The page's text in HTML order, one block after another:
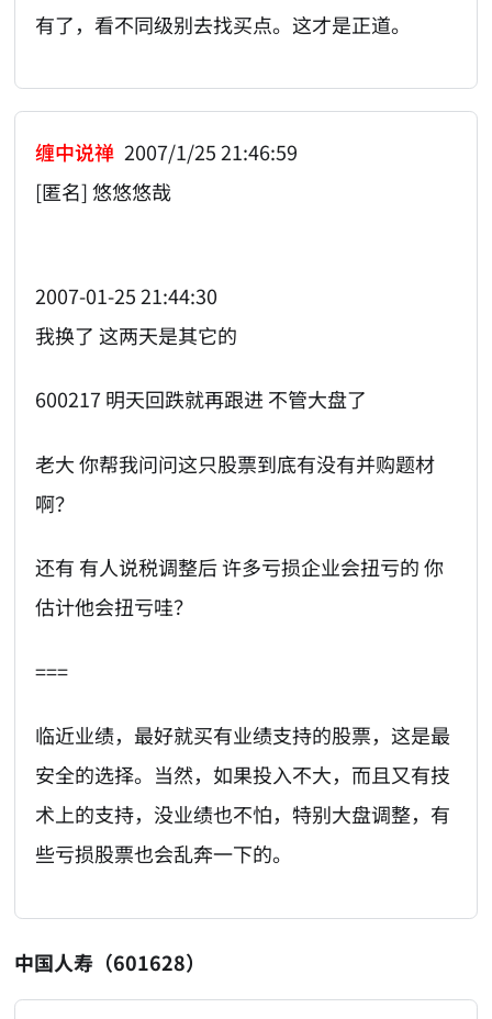
有了，看不同级别去找买点。这才是正道。
缠中说禅 2007/1/25 21:46:59
[匿名] 悠悠悠哉
2007-01-25 21:44:30
我换了 这两天是其它的
600217 明天回跌就再跟进 不管大盘了
老大 你帮我问问这只股票到底有没有并购题材
啊？
还有 有人说税调整后 许多亏损企业会扭亏的 你
估计他会扭亏哇？
===
临近业绩，最好就买有业绩支持的股票，这是最
安全的选择。当然，如果投入不大，而且又有技
术上的支持，没业绩也不怕，特别大盘调整，有
些亏损股票也会乱奔一下的。
中国人寿（601628）